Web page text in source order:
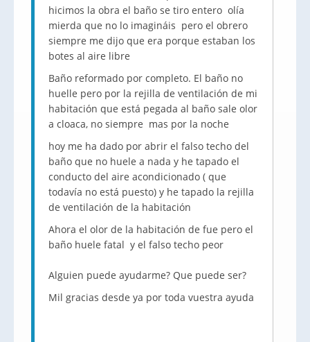
hicimos la obra el baño se tiro entero olía
mierda que no lo imagináis pero el obrero
siempre me dijo que era porque estaban los
botes al aire libre
Baño reformado por completo. El baño no
huelle pero por la rejilla de ventilación de mi
habitación que está pegada al baño sale olor
a cloaca, no siempre mas por la noche
hoy me ha dado por abrir el falso techo del
baño que no huele a nada y he tapado el
conducto del aire acondicionado ( que
todavía no está puesto) y he tapado la rejilla
de ventilación de la habitación
Ahora el olor de la habitación de fue pero el
baño huele fatal y el falso techo peor
Alguien puede ayudarme? Que puede ser?
Mil gracias desde ya por toda vuestra ayuda